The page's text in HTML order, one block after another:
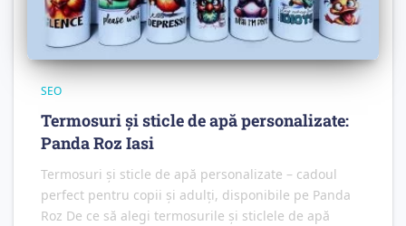
SEO
Termosuri și sticle de apă personalizate:
Panda Roz Iasi
Termosuri și sticle de apă personalizate – cadoul
perfect pentru copii și adulți, disponibile pe Panda
Roz De ce să alegi termosurile și sticlele de apă